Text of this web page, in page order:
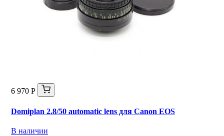
6 970 Р
Domiplan 2.8/50 automatic lens для Canon EOS
В наличии